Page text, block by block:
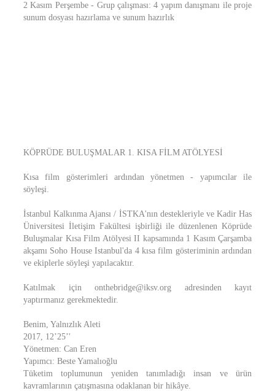
2 Kasım Perşembe - Grup çalışması: 4 yapım danışmanı ile proje
sunum dosyası hazırlama ve sunum hazırlık
KÖPRÜDE BULUŞMALAR 1. KISA FİLM ATÖLYESİ
Kısa film gösterimleri ardından yönetmen - yapımcılar ile
söyleşi.
İstanbul Kalkınma Ajansı / İSTKA'nın destekleriyle ve Kadir Has
Üniversitesi İletişim Fakültesi işbirliği ile düzenlenen Köprüde
Buluşmalar Kısa Film Atölyesi II kapsamında 1 Kasım Çarşamba
akşamı Soho House Istanbul'da 4 kısa film gösteriminin ardından
ve ekiplerle söyleşi yapılacaktır.
Katılmak için onthebridge@iksv.org adresinden kayıt
yaptırmanız gerekmektedir.
Benim, Yalnızlık Aleti
2017, 12’25’'
Yönetmen: Can Eren
Yapımcı: Beste Yamalıoğlu
Tüketim toplumunun yeniden tanımladığı insan ve ürün
kavramlarının çatışmasına odaklanan bir hikâye.